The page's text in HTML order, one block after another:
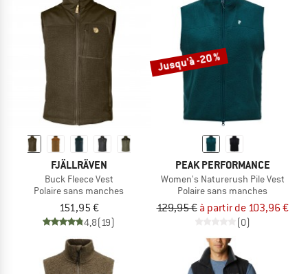
FJÄLLRÄVEN
Buck Fleece Vest
Polaire sans manches
151,95 €
4,8(19)
Jusqu'à -20 %
PEAK PERFORMANCE
Women's Naturerush Pile Vest
Polaire sans manches
129,95 € à partir de 103,96 €
(0)